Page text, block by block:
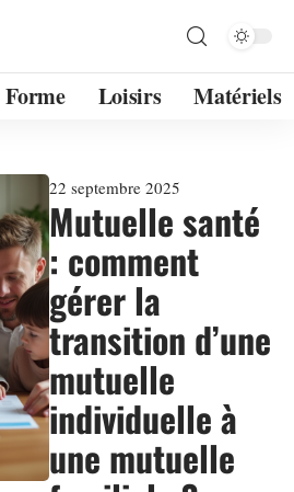
Forme Loisirs Matériels
22 septembre 2025
Mutuelle santé
: comment
gérer la
transition d’une
mutuelle
individuelle à
une mutuelle